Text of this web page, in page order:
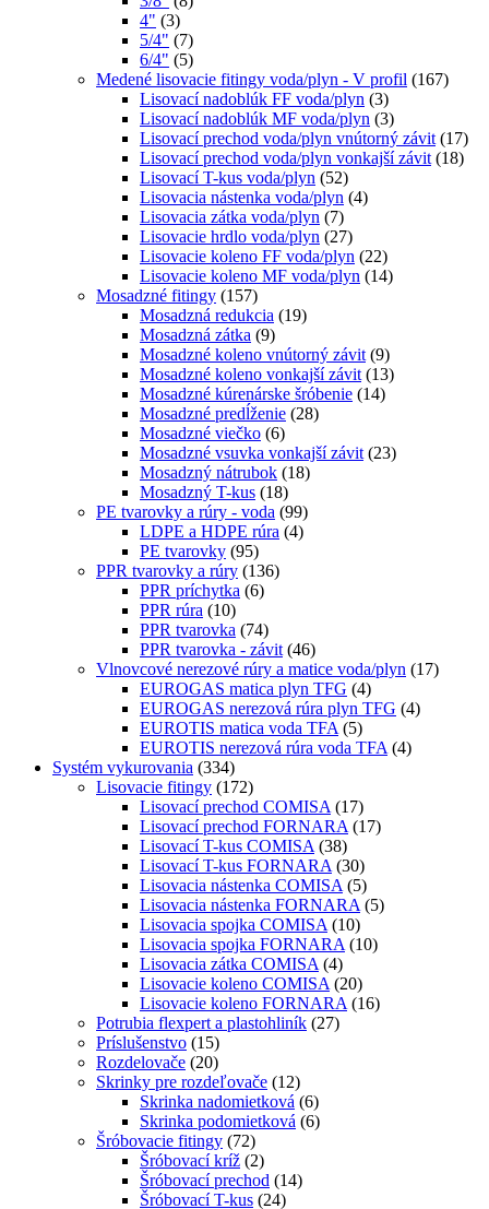
4" (3)
5/4" (7)
6/4" (5)
Medené lisovacie fitingy voda/plyn - V profil (167)
Lisovací nadoblúk FF voda/plyn (3)
Lisovací nadoblúk MF voda/plyn (3)
Lisovací prechod voda/plyn vnútorný závit (17)
Lisovací prechod voda/plyn vonkajší závit (18)
Lisovací T-kus voda/plyn (52)
Lisovacia nástenka voda/plyn (4)
Lisovacia zátka voda/plyn (7)
Lisovacie hrdlo voda/plyn (27)
Lisovacie koleno FF voda/plyn (22)
Lisovacie koleno MF voda/plyn (14)
Mosadzné fitingy (157)
Mosadzná redukcia (19)
Mosadzná zátka (9)
Mosadzné koleno vnútorný závit (9)
Mosadzné koleno vonkajší závit (13)
Mosadzné kúrenárske šróbenie (14)
Mosadzné predĺženie (28)
Mosadzné viečko (6)
Mosadzné vsuvka vonkajší závit (23)
Mosadzný nátrubok (18)
Mosadzný T-kus (18)
PE tvarovky a rúry - voda (99)
LDPE a HDPE rúra (4)
PE tvarovky (95)
PPR tvarovky a rúry (136)
PPR príchytka (6)
PPR rúra (10)
PPR tvarovka (74)
PPR tvarovka - závit (46)
Vlnovcové nerezové rúry a matice voda/plyn (17)
EUROGAS matica plyn TFG (4)
EUROGAS nerezová rúra plyn TFG (4)
EUROTIS matica voda TFA (5)
EUROTIS nerezová rúra voda TFA (4)
Systém vykurovania (334)
Lisovacie fitingy (172)
Lisovací prechod COMISA (17)
Lisovací prechod FORNARA (17)
Lisovací T-kus COMISA (38)
Lisovací T-kus FORNARA (30)
Lisovacia nástenka COMISA (5)
Lisovacia nástenka FORNARA (5)
Lisovacia spojka COMISA (10)
Lisovacia spojka FORNARA (10)
Lisovacia zátka COMISA (4)
Lisovacie koleno COMISA (20)
Lisovacie koleno FORNARA (16)
Potrubia flexpert a plastohliník (27)
Príslušenstvo (15)
Rozdelovače (20)
Skrinky pre rozdeľovače (12)
Skrinka nadomietková (6)
Skrinka podomietková (6)
Šróbovacie fitingy (72)
Šróbovací kríž (2)
Šróbovací prechod (14)
Šróbovací T-kus (24)